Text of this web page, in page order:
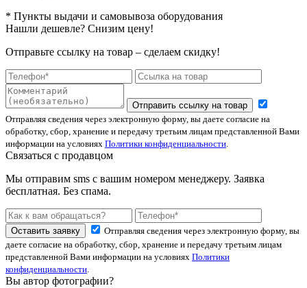
* Пункты выдачи и самовывоза оборудования
Нашли дешевле? Снизим цену!
Отправьте ссылку на товар – сделаем скидку!
Отправить ссылку на товар
Отправляя сведения через электронную форму, вы даете согласие на
обработку, сбор, хранение и передачу третьим лицам представленной Вами
информации на условиях Политики конфиденциальности.
Связаться с продавцом
Мы отправим sms с вашим номером менеджеру. Заявка
бесплатная. Без спама.
Оставить заявку
Отправляя сведения через электронную форму, вы
даете согласие на обработку, сбор, хранение и передачу третьим лицам
представленной Вами информации на условиях Политики
конфиденциальности.
Вы автор фотографии?